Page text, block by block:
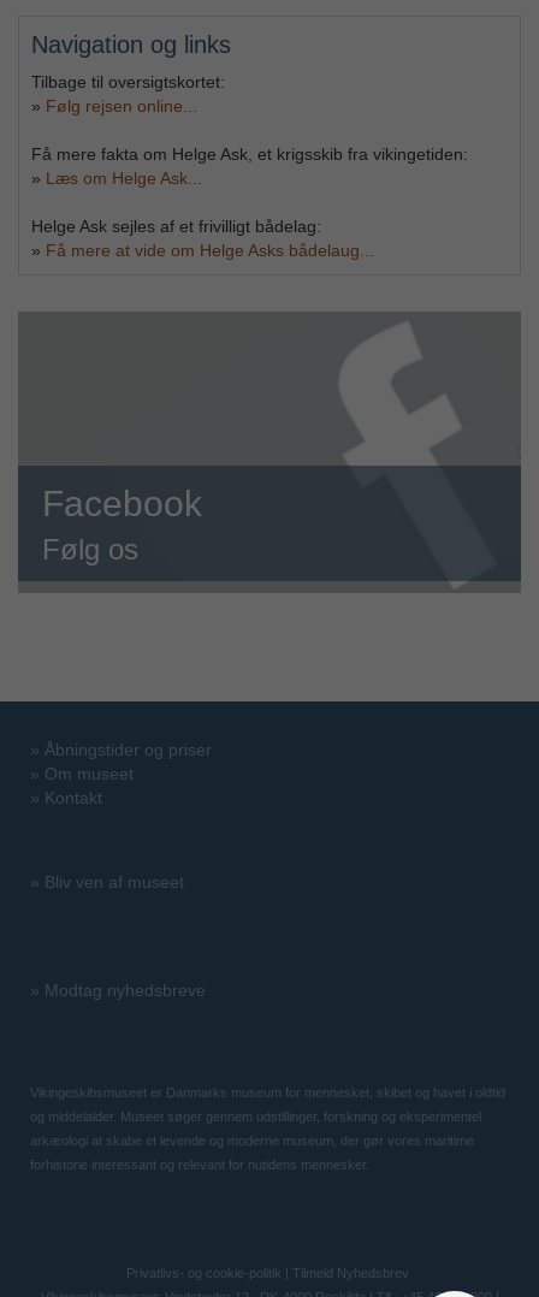
Navigation og links
Tilbage til oversigtskortet:
» Følg rejsen online...
Få mere fakta om Helge Ask, et krigsskib fra vikingetiden:
» Læs om Helge Ask...
Helge Ask sejles af et frivilligt bådelag:
» Få mere at vide om Helge Asks bådelaug...
Facebook
Følg os
» Åbningstider og priser
» Om museet
» Kontakt
» Bliv ven af museet
» Modtag nyhedsbreve
Vikingeskibsmuseet er Danmarks museum for mennesket, skibet og havet i oldtid
og middelalder. Museet søger gennem udstillinger, forskning og eksperimentel
arkæologi at skabe et levende og moderne museum, der gør vores maritime
forhistorie interessant og relevant for nutidens mennesker.
Privatlivs- og cookie-politik
Tilmeld Nyhedsbrev